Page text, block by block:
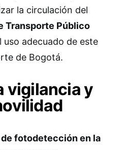
la circulación del
Transporte Público
uso adecuado de este
de Bogotá.
vigilancia y
fotodetección en la